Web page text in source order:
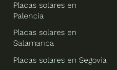
Placas solares en
Palencia
Placas solares en
Salamanca
Placas solares en Segovia